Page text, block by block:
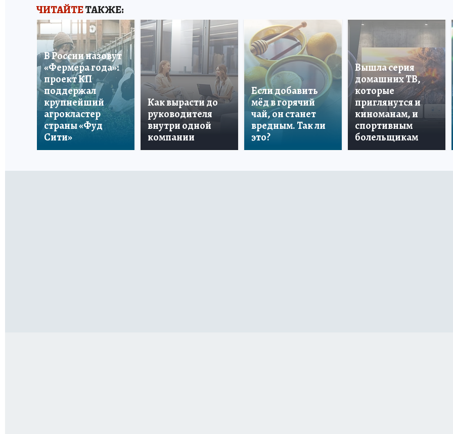
ЧИТАЙТЕТАКЖЕ:
В России назовут
«Фермера года»:
проект КП
поддержал
крупнейший
агрокластер
страны «Фуд
Сити»
Как вырасти до
руководителя
внутри одной
компании
Если добавить
мёд в горячий
чай, он станет
вредным. Так ли
это?
Вышла серия
домашних ТВ,
которые
приглянутся и
киноманам, и
спортивным
болельщикам